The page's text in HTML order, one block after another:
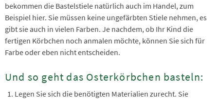
bekommen die Bastelstiele natürlich auch im Handel, zum
Beispiel hier. Sie müssen keine ungefärbten Stiele nehmen, es
gibt sie auch in vielen Farben. Je nachdem, ob Ihr Kind die
fertigen Körbchen noch anmalen möchte, können Sie sich für
Farbe oder eben nicht entscheiden.
Und so geht das Osterkörbchen basteln:
Legen Sie sich die benötigten Materialien zurecht. Sie